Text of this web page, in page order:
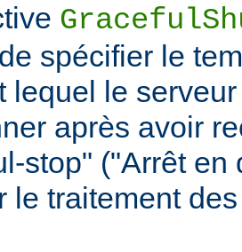
spécifier le
lequel le
après avoir
stop" ("Arrêt en
le traitement